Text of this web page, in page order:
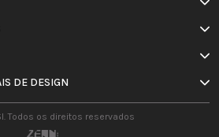
DE DESIGN
Todos os direitos reservados